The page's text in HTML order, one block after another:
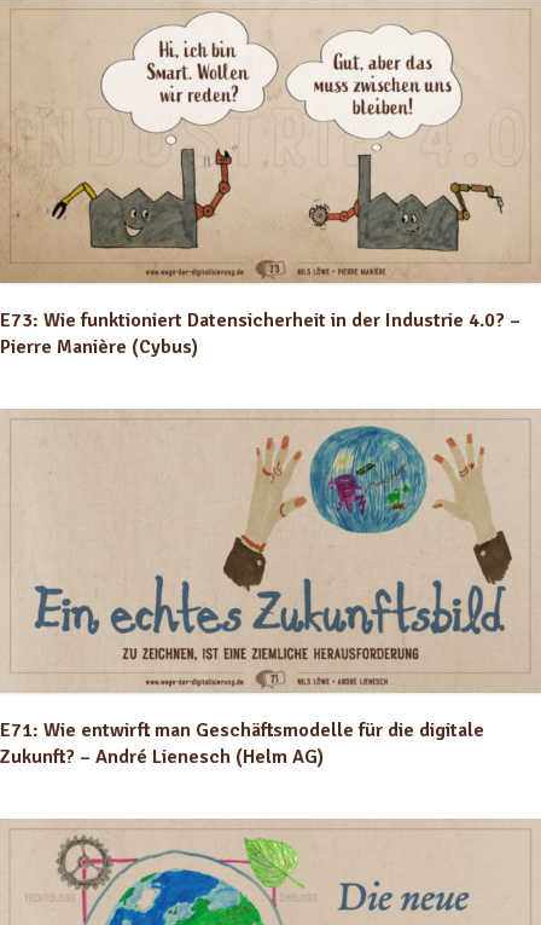
E73: Wie funktioniert Datensicherheit in der Industrie 4.0? –
Pierre Manière (Cybus)
E71: Wie entwirft man Geschäftsmodelle für die digitale
Zukunft? – André Lienesch (Helm AG)